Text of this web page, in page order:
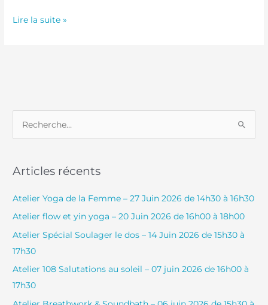
Lire la suite »
h
h
e
r
Articles récents
Atelier Yoga de la Femme – 27 Juin 2026 de 14h30 à 16h30
Atelier flow et yin yoga – 20 Juin 2026 de 16h00 à 18h00
Atelier Spécial Soulager le dos – 14 Juin 2026 de 15h30 à
17h30
Atelier 108 Salutations au soleil – 07 juin 2026 de 16h00 à
17h30